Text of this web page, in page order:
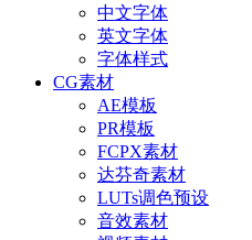
中文字体
英文字体
字体样式
CG素材
AE模板
PR模板
FCPX素材
达芬奇素材
LUTs调色预设
音效素材